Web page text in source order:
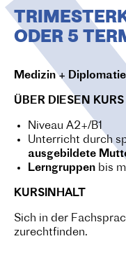
O
NODER 5
Medizin +
ÜBER DIESEN KURS
Niveau A2+/B1
Unterricht durch
ausgebildete
Lerngruppen bis
KURSINHALT
Sich in der
zurechtfinden.